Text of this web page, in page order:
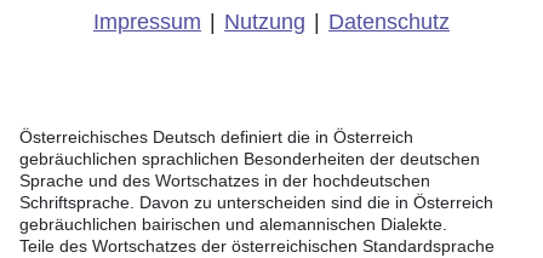
Impressum Nutzung Datenschutz
Österreichisches Deutsch definiert die in Österreich
gebräuchlichen sprachlichen Besonderheiten der deutschen
Sprache und des Wortschatzes in der hochdeutschen
Schriftsprache. Davon zu unterscheiden sind die in Österreich
gebräuchlichen bairischen und alemannischen Dialekte.
Teile des Wortschatzes der österreichischen Standardsprache